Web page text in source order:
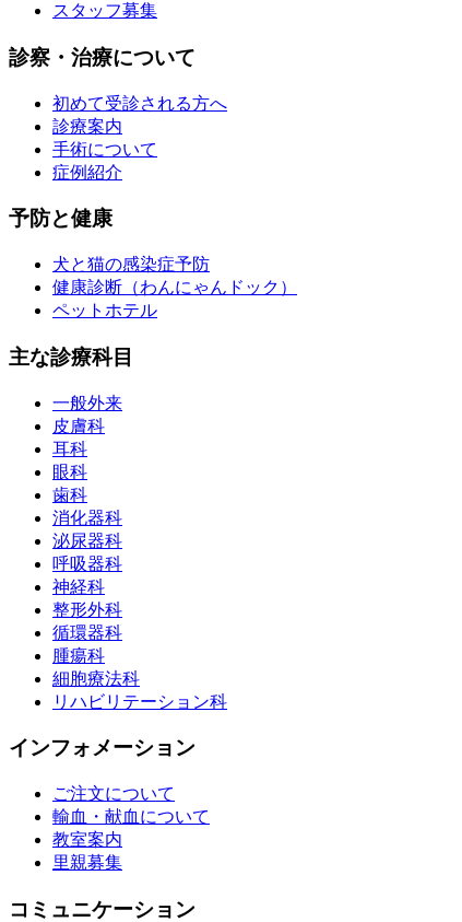
スタッフ募集
診察・治療について
初めて受診される方へ
診療案内
手術について
症例紹介
予防と健康
犬と猫の感染症予防
健康診断（わんにゃんドック）
ペットホテル
主な診療科目
一般外来
皮膚科
耳科
眼科
歯科
消化器科
泌尿器科
呼吸器科
神経科
整形外科
循環器科
腫瘍科
細胞療法科
リハビリテーション科
インフォメーション
ご注文について
輸血・献血について
教室案内
里親募集
コミュニケーション